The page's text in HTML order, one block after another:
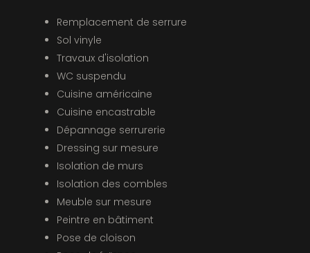
Remplacement de serrure
Sol vinyle
Travaux d'isolation
WC suspendu
Cuisine américaine
Cuisine encastrable
Dépannage serrurerie
Dressing sur mesure
Isolation de murs
Isolation des combles
Meuble sur mesure
Peintre en bâtiment
Pose de cloison